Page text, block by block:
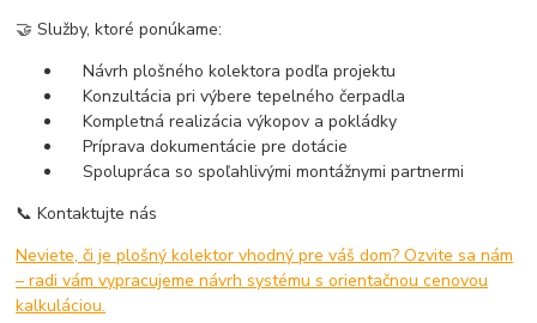
🤝 Služby, ktoré ponúkame:
Návrh plošného kolektora podľa projektu
Konzultácia pri výbere tepelného čerpadla
Kompletná realizácia výkopov a pokládky
Príprava dokumentácie pre dotácie
Spolupráca so spoľahlivými montážnymi partnermi
📞 Kontaktujte nás
Neviete, či je plošný kolektor vhodný pre váš dom? Ozvite sa nám
– radi vám vypracujeme návrh systému s orientačnou cenovou
kalkuláciou.